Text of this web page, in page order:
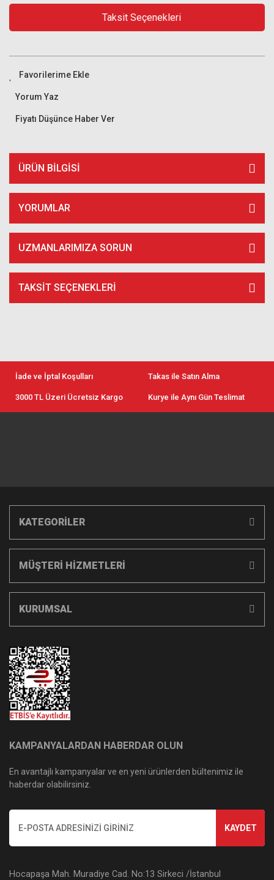
Taksit Seçenekleri
Yorum Yaz
Fiyatı Düşünce Haber Ver
ÜRÜN BILGISI
YORUMLAR
UZMANLARIMIZA SORUN
TAKSIT SEÇENEKLERI
İade ve İptal Koşulları Takas ile Satın Alma
3000 TL Üzeri Ücretsiz Kargo Kurye ile Aynı Gün Teslimat
KATEGORİLER
MÜŞTERİ HİZMETLERİ
KURUMSAL
KAMPANYALARDAN HABERDAR OLUN
En avantajlı kampanyalar ve en yeni ürünlerden bültenimiz ile
haberdar olabilirsiniz.
KAYDET
Hocapaşa Mah. Muradiye Cad. No:13 Sirkeci /İstanbul